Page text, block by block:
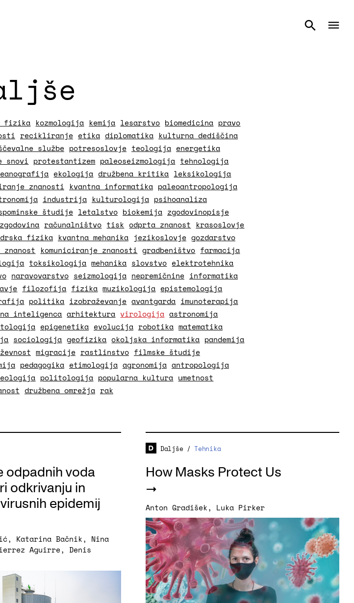
fizika kozmologija kemija lesarstvo biomedicina pravo
recikliranje etika diplomatika kulturna dediščina
službe potresoslovje teologija energetika
snovi protestantizem paleoseizmologija tehnologija
ekologija družbena kritika leksikologija
znanosti kvantna informatika paleoantropologija
industrija kulturologija psihoanaliza
študije letalstvo biokemija zgodovinopisje
računalništvo tisk odprta znanost krasoslovje
fizika kvantna mehanika jezikoslovje gozdarstvo
znanost komuniciranje znanosti gradbeništvo farmacija
toksikologija mehanika slovstvo elektrotehnika
naravovarstvo seizmologija nepremičnine informatika
filozofija fizika muzikologija epistemologija
politika izobraževanje avantgarda imunoterapija
inteligenca arhitektura virologija astronomija
epigenetika evolucija robotika matematika
sociologija geofizika okoljska informatika pandemija
migracije rastlinstvo filmske študije
pedagogika etimologija agronomija antropologija
politologija popularna kultura umetnost
družbena omrežja rak
odpadnih voda
odkrivanju in
epidemij
, Katarina Bačnik, Nina
Aguirre, Denis
Daljše /Tehnika
How Masks Protect Us
Anton Gradišek, Luka Pirker